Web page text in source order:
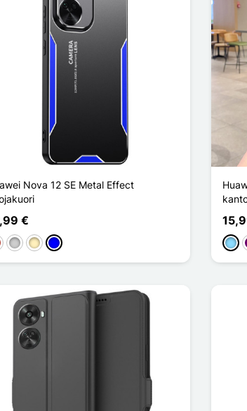
Nova 12 SE Metal Effect
€
Argenté
DoréSininen Bleu